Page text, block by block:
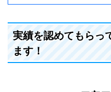
実績を認めてもらっ
ます！